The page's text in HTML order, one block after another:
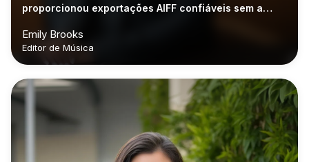
proporcionou exportações AIFF confiáveis sem a
Emily Brooks
Editor de Música